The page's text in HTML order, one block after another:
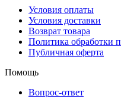
Условия оплаты
Условия доставки
Возврат товара
Политика обработки
Публичная оферта
Помощь
Вопрос-ответ